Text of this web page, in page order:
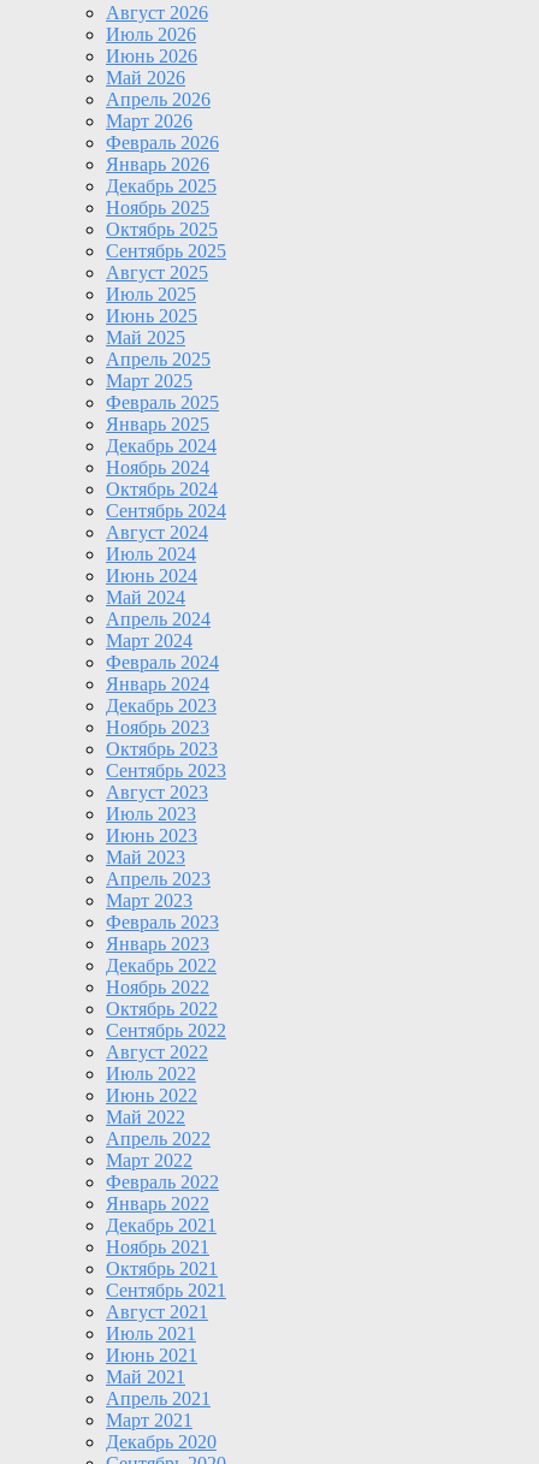
Август 2026
Июль 2026
Июнь 2026
Май 2026
Апрель 2026
Март 2026
Февраль 2026
Январь 2026
Декабрь 2025
Ноябрь 2025
Октябрь 2025
Сентябрь 2025
Август 2025
Июль 2025
Июнь 2025
Май 2025
Апрель 2025
Март 2025
Февраль 2025
Январь 2025
Декабрь 2024
Ноябрь 2024
Октябрь 2024
Сентябрь 2024
Август 2024
Июль 2024
Июнь 2024
Май 2024
Апрель 2024
Март 2024
Февраль 2024
Январь 2024
Декабрь 2023
Ноябрь 2023
Октябрь 2023
Сентябрь 2023
Август 2023
Июль 2023
Июнь 2023
Май 2023
Апрель 2023
Март 2023
Февраль 2023
Январь 2023
Декабрь 2022
Ноябрь 2022
Октябрь 2022
Сентябрь 2022
Август 2022
Июль 2022
Июнь 2022
Май 2022
Апрель 2022
Март 2022
Февраль 2022
Январь 2022
Декабрь 2021
Ноябрь 2021
Октябрь 2021
Сентябрь 2021
Август 2021
Июль 2021
Июнь 2021
Май 2021
Апрель 2021
Март 2021
Декабрь 2020